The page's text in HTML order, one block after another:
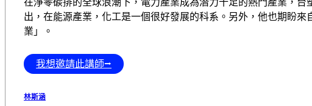
在淨零碳排的全球浪潮下，電力產業成為潛力十足的熱門產業，
出，在能源產業，化工是一個很好發展的科系。另外，他也期盼
業」。
我想邀請此講師⭢
林斯涵